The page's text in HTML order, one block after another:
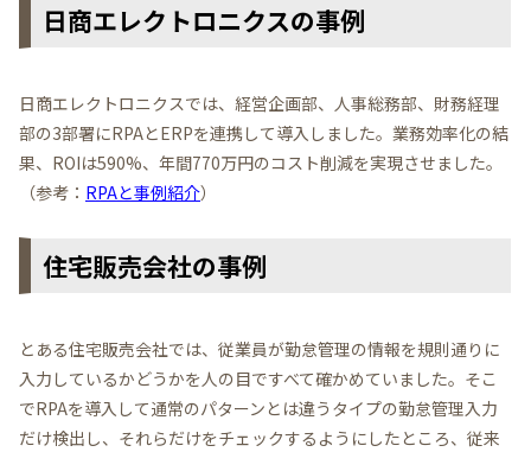
日商エレクトロニクスの事例
日商エレクトロニクスでは、経営企画部、人事総務部、財務経理
部の3部署にRPAとERPを連携して導入しました。業務効率化の結
果、ROIは590%、年間770万円のコスト削減を実現させました。
（参考： RPAと事例紹介）
住宅販売会社の事例
とある住宅販売会社では、従業員が勤怠管理の情報を規則通りに
入力しているかどうかを人の目ですべて確かめていました。そこ
でRPAを導入して通常のパターンとは違うタイプの勤怠管理入力
だけ検出し、それらだけをチェックするようにしたところ、従来